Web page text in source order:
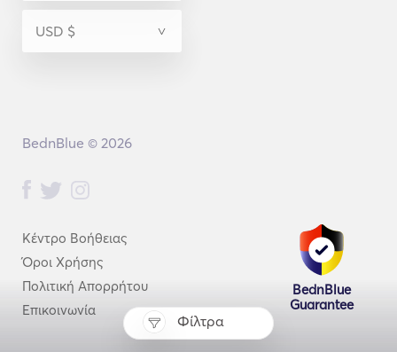
Φίλτρα
Κέντρο Βοήθειας
Όροι Χρήσης
Πολιτική Απορρήτου
Επικοινωνία
BednBlue
Guarantee
BednBlue © 2026